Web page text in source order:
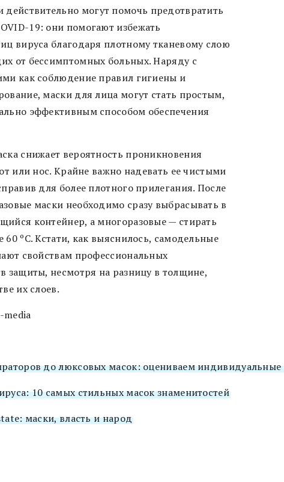
действительно могут помочь предотвратить
19: они помогают избежать
вируса благодаря плотному тканевому слою
от бессимптомных больных. Наряду с
как соблюдение правил гигиены и
маски для лица могут стать простым,
эффективным способом обеспечения
снижает вероятность проникновения
или нос. Крайне важно надевать ее чистыми
для более плотного прилегания. После
маски необходимо сразу выбрасывать в
контейнер, а многоразовые — стирать
ºC. Кстати, как выяснилось, самодельные
свойствам профессиональных
защиты, несмотря на разницу в толщине,
их слоев.
media
до люксовых масок: оцениваем
10 самых стильных масок знаменитостей
маски, власть и народ